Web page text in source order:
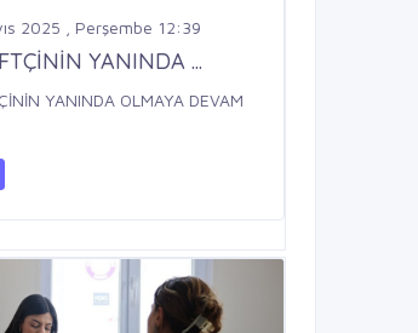
2025 , Perşembe 12:39
YANINDA ...
YANINDA OLMAYA DEVAM